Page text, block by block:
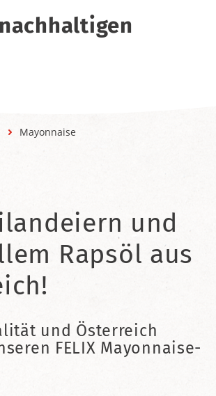
Mayonnaise
und
Rapsöl aus
und Österreich
FELIX Mayonnaise-